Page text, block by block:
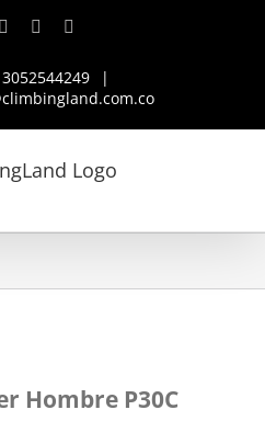
InstagramYouTube
|
Hombre P30C